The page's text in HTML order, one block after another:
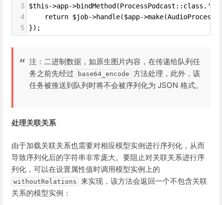
3
$this->app-
4
return $job->handle($app-
5 });
注：二进制数据，如原生图片内容，在传递给队列任
务之前先经过
base64_encode 方法处理，此外，该
任务被推送到队列时将不会被序列化为 JSON 格式。
处理关联关系
由于加载关联关系也需要对相应模型实例进行序列化，从而
导致序列化后的字符串非常庞大。要阻止对关联关系进行序
列化，可以在设置属性值时调用模型实例上的
withoutRelations 来实现，该方法会返回一个不包含关联
关系的模型实例：